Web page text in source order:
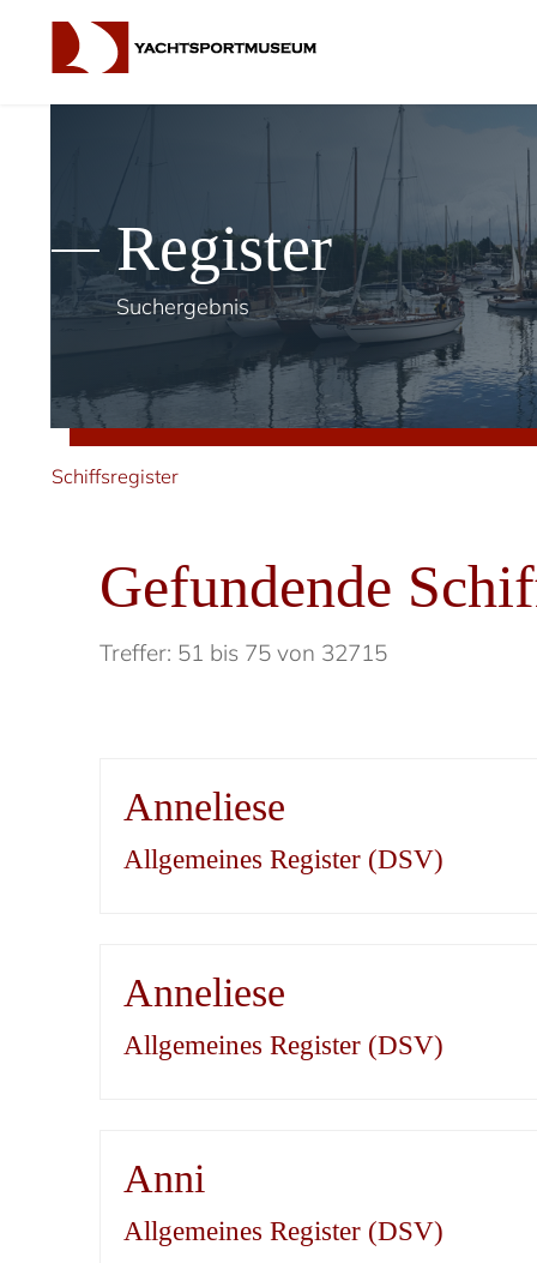
Register
Suchergebnis
Schiffsregister
Gefundende
Treffer: 51 bis 75 von 32715
Anneliese
Allgemeines Register (DSV)
Anneliese
Allgemeines Register (DSV)
Anni
Allgemeines Register (DSV)